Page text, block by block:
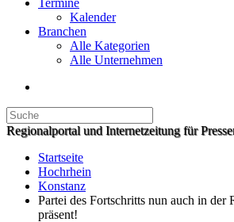
Termine
Kalender
Branchen
Alle Kategorien
Alle Unternehmen
Regionalportal und Internetzeitung für
Startseite
Hochrhein
Konstanz
Partei des Fortschritts nun auch in der
präsent!